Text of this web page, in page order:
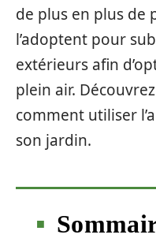
de plus en plus de
l’adoptent pour
extérieurs afin
plein air.
comment utiliser
son jardin.